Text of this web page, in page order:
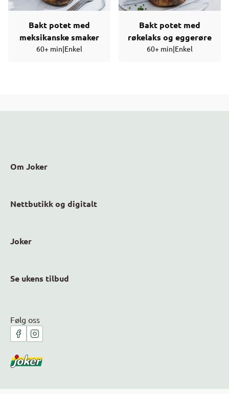
Bakt potet med
meksikanske smaker
60+ min|Enkel
Bakt potet med
røkelaks og eggerøre
60+ min|Enkel
Om Joker
Nettbutikk og digitalt
Joker
Se ukens tilbud
Følg oss